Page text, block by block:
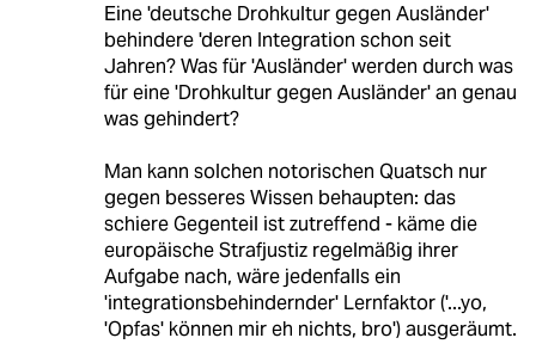
Eine 'deutsche Drohkultur gegen Ausländer'
behindere 'deren Integration schon seit
Jahren? Was für 'Ausländer' werden durch was
für eine 'Drohkultur gegen Ausländer' an genau
was gehindert?
Man kann solchen notorischen Quatsch nur
gegen besseres Wissen behaupten: das
schiere Gegenteil ist zutreffend - käme die
europäische Strafjustiz regelmäßig ihrer
Aufgabe nach, wäre jedenfalls ein
'integrationsbehindernder' Lernfaktor ('...yo,
'Opfas' können mir eh nichts, bro') ausgeräumt.